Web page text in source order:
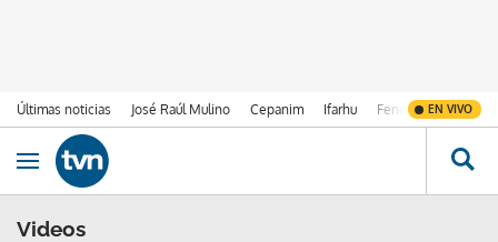
Últimas noticias José Raúl Mulino Cepanim Ifarhu Fenómeno de El
EN VIVO
Ir al contenido
Obrir navegació
Videos